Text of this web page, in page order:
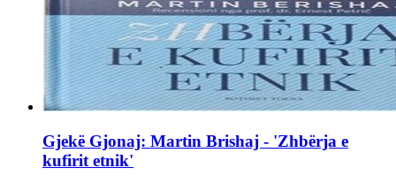
Gjekë Gjonaj: Martin Brishaj - 'Zhbërja e
kufirit etnik'